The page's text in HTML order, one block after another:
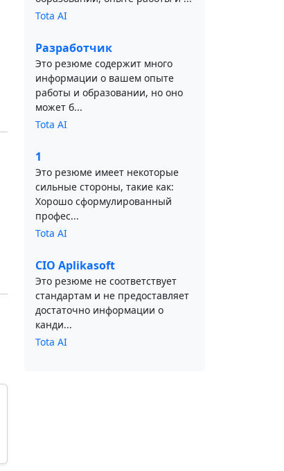
Tota AI
Разработчик
Это резюме содержит много
информации о вашем опыте
работы и образовании, но оно
может б...
Tota AI
1
Это резюме имеет некоторые
сильные стороны, такие как:
Хорошо сформулированный
профес...
Tota AI
CIO Aplikasoft
Это резюме не соответствует
стандартам и не предоставляет
достаточно информации о
канди...
Tota AI